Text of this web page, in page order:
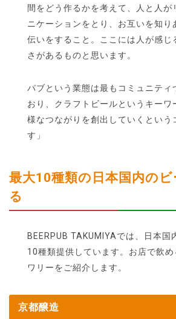
間をどう作るかを考えて、人と人が
ニケーションをとり、お互いを知り
伝いをすること。ここには人が感じ
さがあるものと思います。
パブという業態は最もコミュニティ
おり、クラフトビールというキーワ
様なつながりを創出していくという
す」
最大10種類の日本国内の
る
BEERPUB TAKUMIYAでは、日本国
10種類提供しています。お店で飲
ワリーをご紹介します。
京都醸造